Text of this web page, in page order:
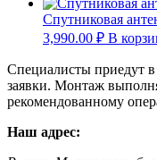
Спутниковая
3,990.00 ₽ В
Специалисты приедут
заявки. Монтаж
рекомендованному
Наш адрес: